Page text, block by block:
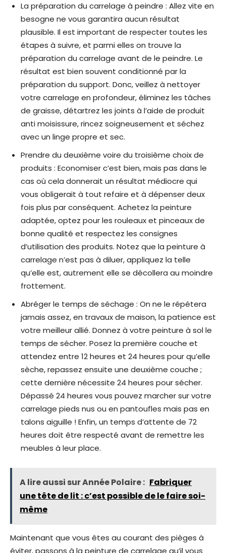
La préparation du carrelage à peindre : Allez vite en
besogne ne vous garantira aucun résultat
plausible. Il est important de respecter toutes les
étapes à suivre, et parmi elles on trouve la
préparation du carrelage avant de le peindre. Le
résultat est bien souvent conditionné par la
préparation du support. Donc, veillez à nettoyer
votre carrelage en profondeur, éliminez les tâches
de graisse, détartrez les joints à l’aide de produit
anti moisissure, rincez soigneusement et séchez
avec un linge propre et sec.
Prendre du deuxième voire du troisième choix de
produits : Economiser c’est bien, mais pas dans le
cas où cela donnerait un résultat médiocre qui
vous obligerait à tout refaire et à dépenser deux
fois plus par conséquent. Achetez la peinture
adaptée, optez pour les rouleaux et pinceaux de
bonne qualité et respectez les consignes
d’utilisation des produits. Notez que la peinture à
carrelage n’est pas à diluer, appliquez la telle
qu’elle est, autrement elle se décollera au moindre
frottement.
Abréger le temps de séchage : On ne le répétera
jamais assez, en travaux de maison, la patience est
votre meilleur allié. Donnez à votre peinture à sol le
temps de sécher. Posez la première couche et
attendez entre 12 heures et 24 heures pour qu’elle
sèche, repassez ensuite une deuxième couche ;
cette dernière nécessite 24 heures pour sécher.
Dépassé 24 heures vous pouvez marcher sur votre
carrelage pieds nus ou en pantoufles mais pas en
talons aiguille ! Enfin, un temps d’attente de 72
heures doit être respecté avant de remettre les
meubles à leur place.
A lire aussi sur Année Polaire : Fabriquer
une tête de lit : c’est possible de le faire soi-
même
Maintenant que vous êtes au courant des pièges à